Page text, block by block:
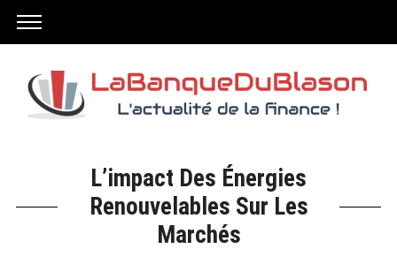
L’impact Des Énergies
Renouvelables Sur Les
Marchés